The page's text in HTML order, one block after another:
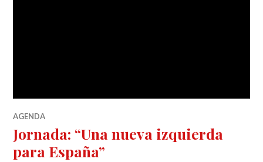
AGENDA
Jornada: “Una nueva izquierda
para España”